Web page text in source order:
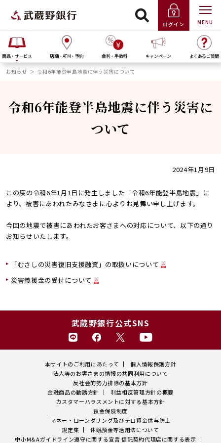
ログイン MENU
商品・サービス 店舗・ATM・予約 金利・手数料 キャンペーン よくあるご質問
お知らせ 令和6年能登半島地震に伴う災害について
令和6年能登半島地震に伴う災害に
ついて
2024年1月9日
この度の令和6年1月1日に発生しました「令和6年能登半島地震」に
より、被害にあわれたみなさまに心よりお見舞い申し上げます。
今回の地震で被害にあわれたお客さまへの対応について、以下の通り
お知らせいたします。
「むさしの災害復旧支援融資」の取扱いについて
災害義援金の受付について
武蔵野銀行公式SNS
本サイトのご利用にあたって
個人情報保護方針
法人等のお客さまの情報の共同利用について
反社会的勢力排除の基本方針
金融商品の勧誘方針
利益相反管理方針の概要
カスタマーハラスメントに対する基本方針
預金保険制度
マネー・ローンダリング及びテロ資金供与防止
規定集
休眠預金等活用法について
中小M&Aガイドライン遵守に関する宣言 信託契約代理店に関する表示